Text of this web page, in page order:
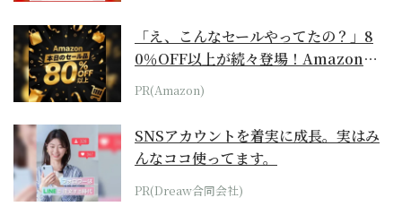
「え、こんなセールやってたの？」8
0％OFF以上が続々登場！Amazonの
本気が...
PR(Amazon)
SNSアカウントを着実に成長。実はみ
んなココ使ってます。
PR(Dreaw合同会社)